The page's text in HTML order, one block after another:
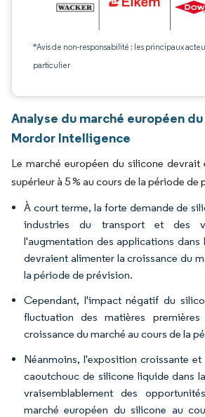
*Avis de non-responsabilité : les principaux
particulier
Analyse du marché européen
Mordor Intelligence
Le marché européen du silicone devrait
supérieur à 5 % au cours de la période de
À court terme, la forte demande de
industries du transport et des
l'augmentation des applications dans
devraient alimenter la croissance du
la période de prévision.
Cependant, l'impact négatif du
fluctuation des matières
croissance du marché au cours de la
Néanmoins, l'exposition croissante
caoutchouc de silicone liquide dans
vraisemblablement des
marché européen du silicone au